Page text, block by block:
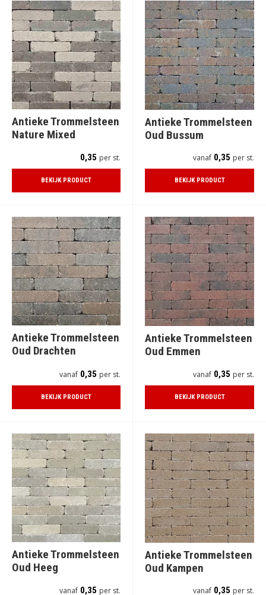
Antieke Trommelsteen
Nature Mixed
0,35 per st.
BEKIJK PRODUCT
Antieke Trommelsteen
Oud Bussum
vanaf 0,35 per st.
BEKIJK PRODUCT
Antieke Trommelsteen
Oud Drachten
vanaf 0,35 per st.
BEKIJK PRODUCT
Antieke Trommelsteen
Oud Emmen
vanaf 0,35 per st.
BEKIJK PRODUCT
Antieke Trommelsteen
Oud Heeg
vanaf 0,35 per st.
Antieke Trommelsteen
Oud Kampen
vanaf 0,35 per st.